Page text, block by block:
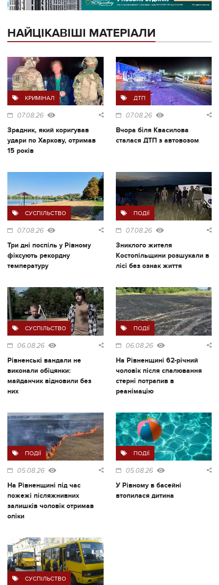
НАЙЦІКАВІШІ МАТЕРІАЛИ
КРИМІНАЛ
07.08.26
Зрадник, який коригував
удари по Харкову, отримав
15 років
ДТП
07.08.26
Вчора біля Квасилова
сталася ДТП з автовозом
СУСПІЛЬСТВО
07.08.26
Три дні поспіль у Рівному
фіксують рекордну
температуру
ПОДІЇ
07.08.26
Зниклого жителя
Костопільщини розшукали в
лісі без ознак життя
СУСПІЛЬСТВО
06.08.26
Рівненські вандали не
виконали обіцянки:
майданчик відновили без
них
ПОДІЇ
06.08.26
На Рівненщині 62-річний
чоловік після спалювання
стерні потрапив в
реанімацію
ПОДІЇ
05.08.26
На Рівненщині під час
пожежі післяжнивних
залишків чоловік отримав
опіки
ПОДІЇ
05.08.26
У Рівному в басейні
втопилася дитина
СУСПІЛЬСТВО